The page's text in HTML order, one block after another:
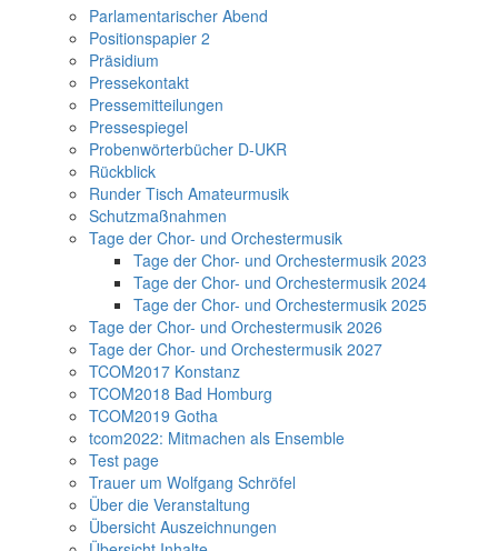
Parlamentarischer Abend
Positionspapier 2
Präsidium
Pressekontakt
Pressemitteilungen
Pressespiegel
Probenwörterbücher D-UKR
Rückblick
Runder Tisch Amateurmusik
Schutzmaßnahmen
Tage der Chor- und Orchestermusik
Tage der Chor- und Orchestermusik 2023
Tage der Chor- und Orchestermusik 2024
Tage der Chor- und Orchestermusik 2025
Tage der Chor- und Orchestermusik 2026
Tage der Chor- und Orchestermusik 2027
TCOM2017 Konstanz
TCOM2018 Bad Homburg
TCOM2019 Gotha
tcom2022: Mitmachen als Ensemble
Test page
Trauer um Wolfgang Schröfel
Über die Veranstaltung
Übersicht Auszeichnungen